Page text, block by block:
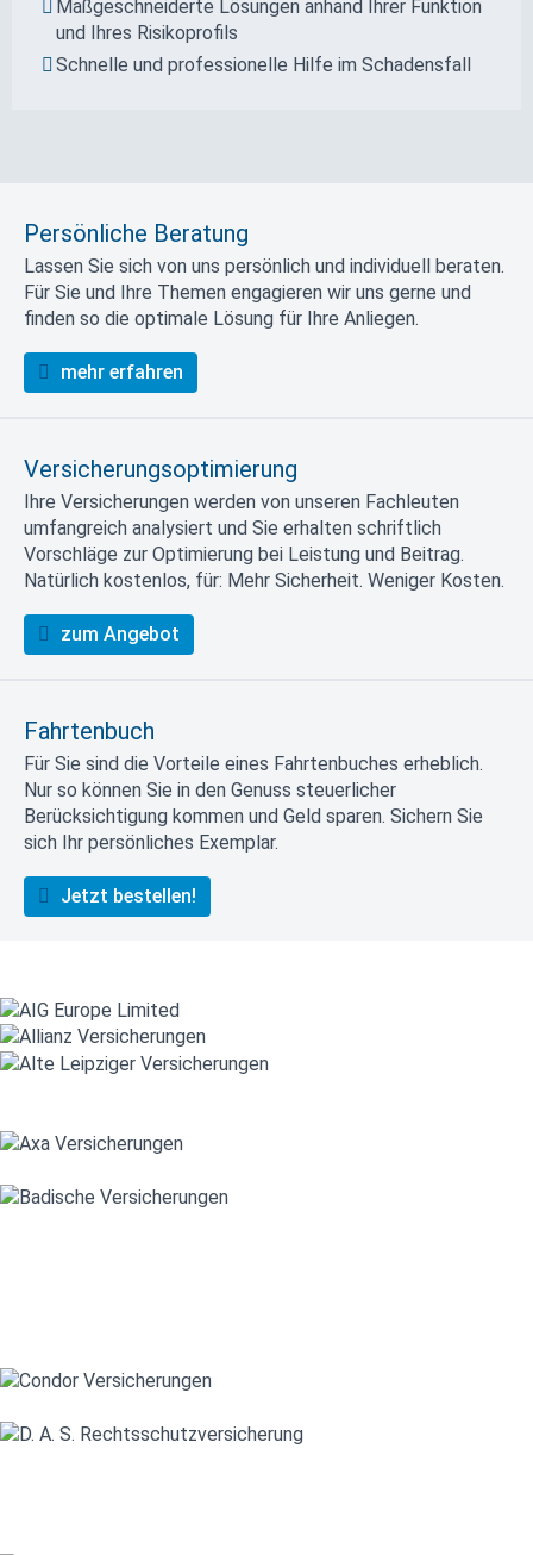
Maßgeschneiderte Lösungen anhand Ihrer Funktion
und Ihres Risikoprofils
Schnelle und pro­fessionelle Hilfe im Schadensfall
Persönliche Beratung
Lassen Sie sich von uns persönlich und individuell beraten.
Für Sie und Ihre Themen engagieren wir uns gerne und
finden so die optimale Lösung für Ihre Anliegen.
mehr erfahren
Versicherungsoptimierung
Ihre Versicherungen werden von unseren Fachleuten
umfangreich analysiert und Sie erhalten schriftlich
Vorschläge zur Optimierung bei Leistung und Beitrag.
Natürlich kostenlos, für: Mehr Sicherheit. Weniger Kosten.
zum Angebot
Fahrtenbuch
Für Sie sind die Vorteile eines Fahrtenbuches erheblich.
Nur so können Sie in den Genuss steuerlicher
Berücksichtigung kommen und Geld sparen. Sichern Sie
sich Ihr persönliches Exemplar.
Jetzt bestellen!